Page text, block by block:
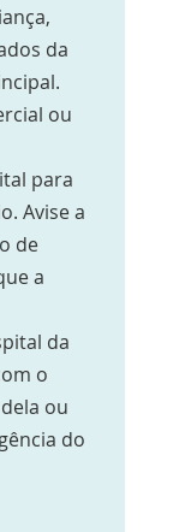
da
ou
para
Avise a
de
a
da
o
ou
do